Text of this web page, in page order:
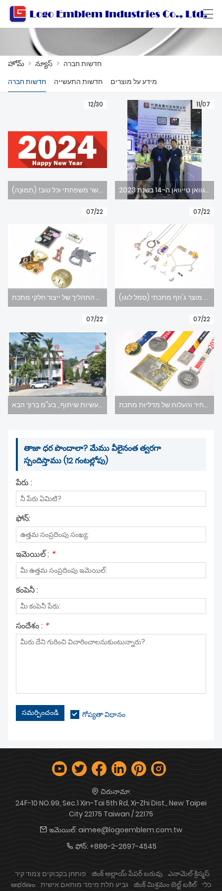
హోమ్
వర్క్‌షాప్
మా గురించి
మమ్మల్ని సంప్రదించండి
العربية Български Català
హోమ్ > న్యూస్ > חדשות חברה
חדשות חברה
חדשות התעשייה מידע על מוצרים
12/30
יוסף מטאל מאחל לכל הלקוחות והחברים מבית ומחוץ: שנה טובה, בריאות ובטיחות, אושר משפחתי וכל טוב! (תְמוּנָה)
11/07
חדשנות ומתפתחת כדי להוביל את העתיד, ג'וזף מוצרי מתכת בע"מ השתתפה בתערוכת המוצרים המפורסמים של דונגגוואן טייוואן ה-14 בשנת 2023
07/22
ניתוח זרימת התהליך של ייצור חלקי מתכת
07/22
תהליך התאמה אישית של מוצר ג'וזף מתכתי (סמל לוגו).
07/22
לוגו סֵמֶל תעשיות שיתוף., בע"מ ברוך הבא
07/22
מה ישפיע על המחיר והעלות של מדליות מתכת
తాజా ధర పొందాలా? మేము వీలైనంత త్వరగా
స్పందిస్తాము (12 గంటల్లోపు)
పేరు :
ఫోన్:
ఇమెయిల్ : *
కంపెనీ :
సందేశం : *
సమర్పించండి గోప్యతా విధానం
చిరునామా:
24F-10 NO.99, Sec.1 Xin-Tai 5th Rd, Xi-Zhi Dist., New Taipei
City 22175 Taiwan / 22175
ఇమెయిల్: aimee@logoemblem.com.tw
ఫోన్: +886-2-2697-4545
פותחן בקבוקים צמוד קיר జింక్ అల్లాయ్ పేపర్ బరువు ఎనామెల్ క్రిస్మస్
ఆభరణం גביע תלת מימד מותאם אישית జింక్ మిశ్రమం బెల్ట్ బకిల్ כלי